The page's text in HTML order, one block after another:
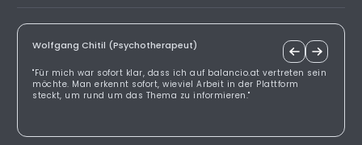
Wolfgang Chitil (Psychotherapeut)
"Für mich war sofort klar, dass ich auf balancio.at vertreten sein
möchte. Man erkennt sofort, wieviel Arbeit in der Plattform
steckt, um rund um das Thema zu informieren."